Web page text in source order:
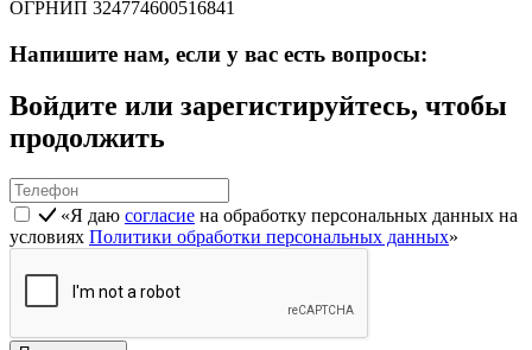
ОГРНИП 324774600516841
Напишите нам, если у вас есть вопросы:
Войдите или зарегистируйтесь, чтобы
продолжить
«Я даю согласие на обработку персональных данных на
условиях Политики обработки персональных данных»